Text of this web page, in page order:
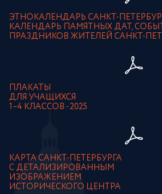
ЭТНОКАЛЕНДАРЬ САНКТ-
КАЛЕНДАРЬ ПАМЯТНЫХ ДАТ,
ПРАЗДНИКОВ ЖИТЕЛЕЙ САНКТ-
ПЛАКАТЫ
ДЛЯ УЧАЩИХСЯ
1–4 КЛАССОВ - 2025
КАРТА САНКТ-ПЕТЕРБУРГА
С ДЕТАЛИЗИРОВАННЫМ
ИЗОБРАЖЕНИЕМ
ИСТОРИЧЕСКОГО ЦЕНТРА